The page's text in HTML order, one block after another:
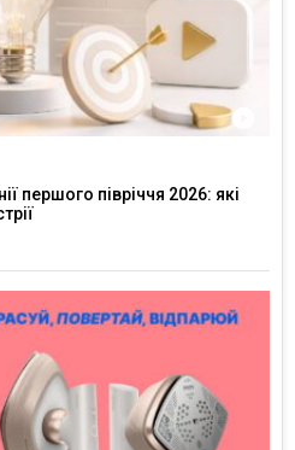
першого півріччя 2026: які